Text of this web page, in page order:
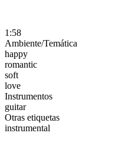
1:58
Ambiente/Temática
happy
romantic
soft
love
Instrumentos
guitar
Otras etiquetas
instrumental